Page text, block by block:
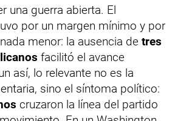
una guerra abierta. El
por un margen mínimo y por
menor: la ausencia de tres
facilitó el avance
así, lo relevante no es la
sino el síntoma político:
cruzaron la línea del partido